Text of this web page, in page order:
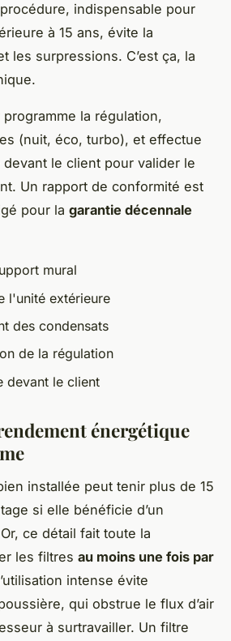
indispensable pour
à 15 ans, évite la
les surpressions. C’est ça, la
programme la régulation,
(nuit, éco, turbo), et effectue
le client pour valider le
Un rapport de conformité est
pour la garantie décennale
mural
l'unité extérieure
des condensats
de la régulation
devant le client
énergétique
installée peut tenir plus de 15
si elle bénéficie d’un
ce détail fait toute la
les filtres au moins une fois par
intense évite
qui obstrue le flux d’air
à surtravailler. Un filtre